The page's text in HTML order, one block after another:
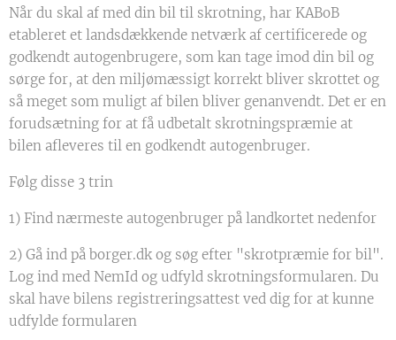
Når du skal af med din bil til skrotning, har KABoB
etableret et landsdækkende netværk af certificerede og
godkendt autogenbrugere, som kan tage imod din bil og
sørge for, at den miljømæssigt korrekt bliver skrottet og
så meget som muligt af bilen bliver genanvendt. Det er en
forudsætning for at få udbetalt skrotningspræmie at
bilen afleveres til en godkendt autogenbruger.
Følg disse 3 trin
1) Find nærmeste autogenbruger på landkortet nedenfor
2) Gå ind på borger.dk og søg efter "skrotpræmie for bil".
Log ind med NemId og udfyld skrotningsformularen. Du
skal have bilens registreringsattest ved dig for at kunne
udfylde formularen